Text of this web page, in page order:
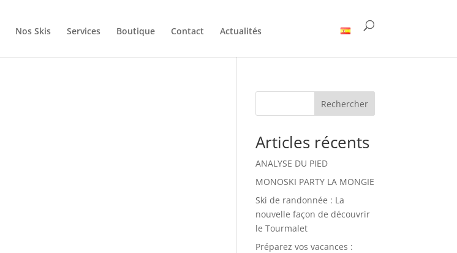
Nos Skis Services Boutique Contact Actualités
Rechercher
Articles récents
ANALYSE DU PIED
MONOSKI PARTY LA MONGIE
Ski de randonnée : La
nouvelle façon de découvrir
le Tourmalet
Préparez vos vacances :